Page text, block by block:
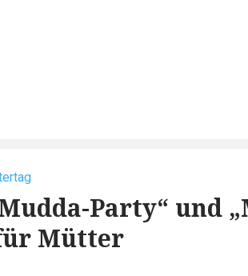
Party“ und
Mütter